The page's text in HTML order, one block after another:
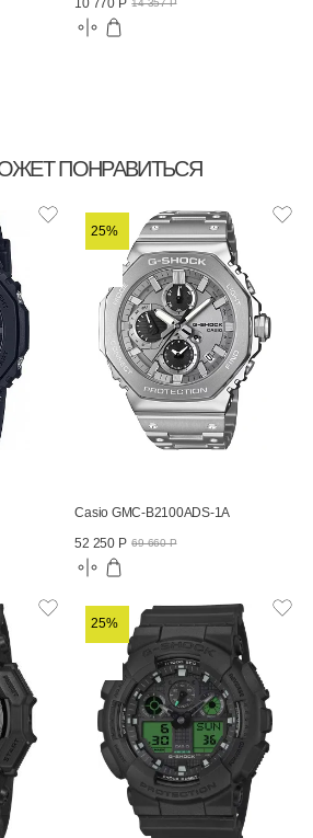
14 357 Р
ПОНРАВИТЬСЯ
25%
Casio GMC-B2100ADS-1A
52 250 Р 69 660 Р
25%